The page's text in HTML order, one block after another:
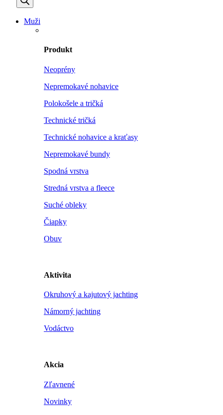
Muži
Produkt
Neoprény
Nepremokavé nohavice
Polokošele a tričká
Technické tričká
Technické nohavice a kraťasy
Nepremokavé bundy
Spodná vrstva
Stredná vrstva a fleece
Suché obleky
Čiapky
Obuv
Aktivita
Okruhový a kajutový jachting
Námorný jachting
Vodáctvo
Akcia
Zľavnené
Novinky